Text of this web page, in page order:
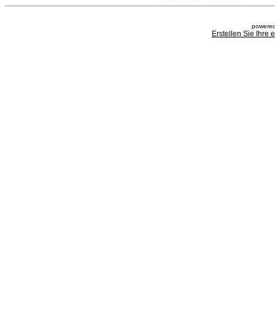
Erstellen Sie Ihre